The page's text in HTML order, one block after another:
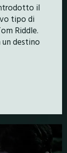
il
tipo di
Riddle.
destino